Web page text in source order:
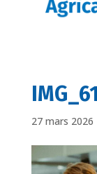
27 mars 2026